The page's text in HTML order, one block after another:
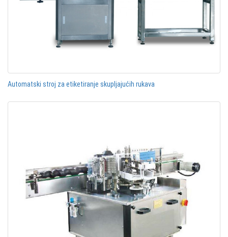
Automatski stroj za etiketiranje skupljajućih rukava